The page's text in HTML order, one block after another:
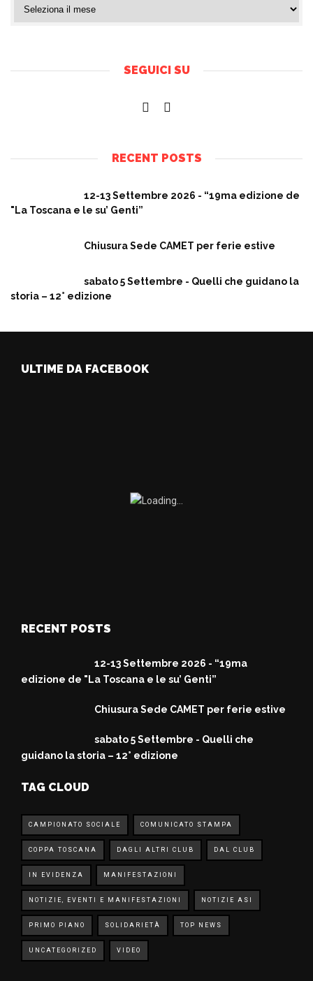
SEGUICI SU
RECENT POSTS
12-13 Settembre 2026 - “19ma edizione de
"La Toscana e le su’ Genti”
Chiusura Sede CAMET per ferie estive
sabato 5 Settembre - Quelli che guidano la
storia – 12° edizione
ULTIME DA FACEBOOK
RECENT POSTS
12-13 Settembre 2026 - “19ma
edizione de "La Toscana e le su’ Genti”
Chiusura Sede CAMET per ferie estive
sabato 5 Settembre - Quelli che
guidano la storia – 12° edizione
TAG CLOUD
CAMPIONATO SOCIALE COMUNICATO STAMPA
COPPA TOSCANA DAGLI ALTRI CLUB DAL CLUB
IN EVIDENZA MANIFESTAZIONI
NOTIZIE, EVENTI E MANIFESTAZIONI NOTIZIE ASI
PRIMO PIANO SOLIDARIETÀ TOP NEWS
UNCATEGORIZED VIDEO